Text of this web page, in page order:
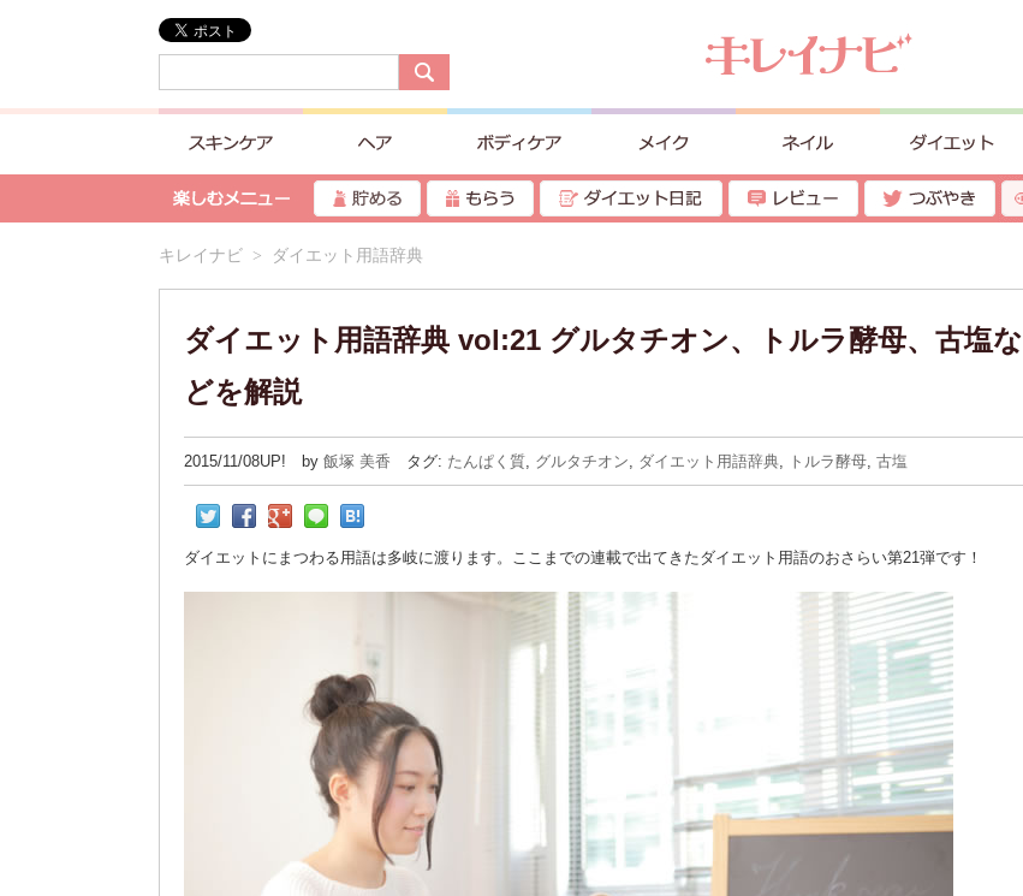
キレイナビ > ダイエット用語辞典
ダイエット用語辞典 vol:21 グルタチオン、トルラ酵母、古塩な
どを解説
2015/11/08UP! by 飯塚 美香 タグ: たんぱく質, グルタチオン, ダイエット用語辞典, トルラ酵母, 古塩
ダイエットにまつわる用語は多岐に渡ります。ここまでの連載で出てきたダイエット用語のおさらい第21弾です！